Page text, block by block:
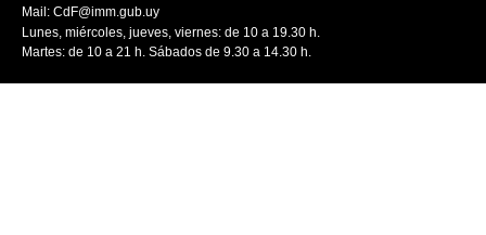
Mail: CdF@imm.gub.uy
Lunes, miércoles, jueves, viernes: de 10 a 19.30 h.
Martes: de 10 a 21 h. Sábados de 9.30 a 14.30 h.